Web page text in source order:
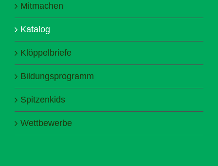
Mitmachen
Katalog
Klöppelbriefe
Bildungsprogramm
Spitzenkids
Wettbewerbe